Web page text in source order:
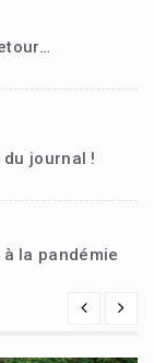
journal !
la pandémie